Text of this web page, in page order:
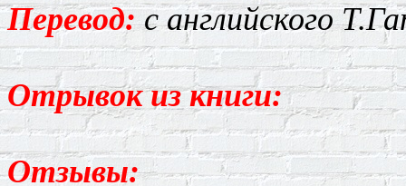
Перевод: с английского
Отрывок из книги:
Отзывы: